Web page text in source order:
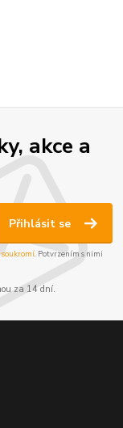
akce a
Přihlásit se
. Potvrzením s nimi
za 14 dní.